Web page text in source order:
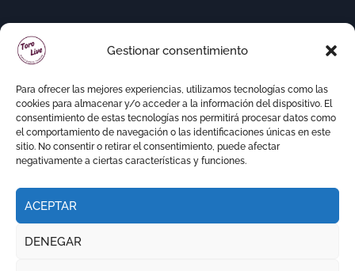
Gestionar consentimiento
Para ofrecer las mejores experiencias, utilizamos tecnologías como las
cookies para almacenar y/o acceder a la información del dispositivo. El
consentimiento de estas tecnologías nos permitirá procesar datos como
el comportamiento de navegación o las identificaciones únicas en este
sitio. No consentir o retirar el consentimiento, puede afectar
negativamente a ciertas características y funciones.
ACEPTAR
DENEGAR
Copyright © Todos los derechos reservados